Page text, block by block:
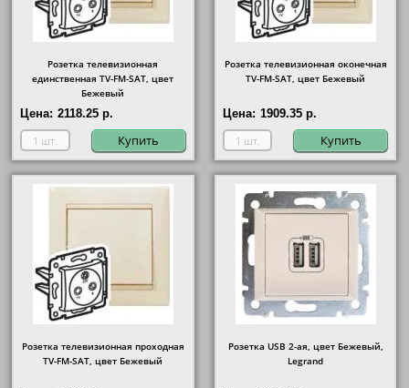
Розетка телевизионная
единственная ТV-FМ-SАТ, цвет
Бежевый
Цена: 2118.25 р.
Купить
Розетка телевизионная оконечная
ТV-FМ-SАТ, цвет Бежевый
Цена: 1909.35 р.
Купить
Розетка телевизионная проходная
ТV-FМ-SАТ, цвет Бежевый
Розетка USB 2-ая, цвет Бежевый,
Legrand